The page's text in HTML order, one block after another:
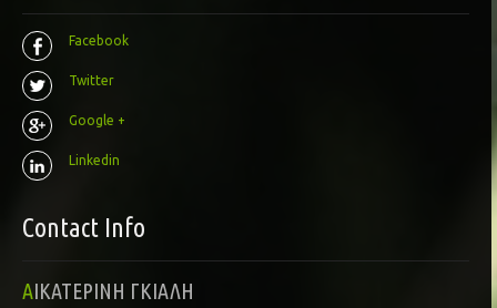
Facebook
Twitter
Google +
Linkedin
Contact Info
ΑΙΚΑΤΕΡΙΝΗ ΓΚΙΑΛΗ